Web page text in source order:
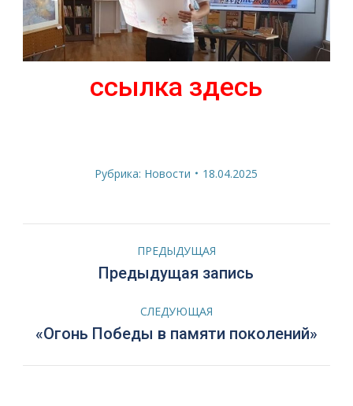
ссылка здесь
Рубрика: Новости 18.04.2025
НавигацияПРЕДЫДУЩАЯ
Предыдущая
Предыдущая запись
СЛЕДУЮЩАЯ
Следующая
«Огонь Победы в памяти поколений»